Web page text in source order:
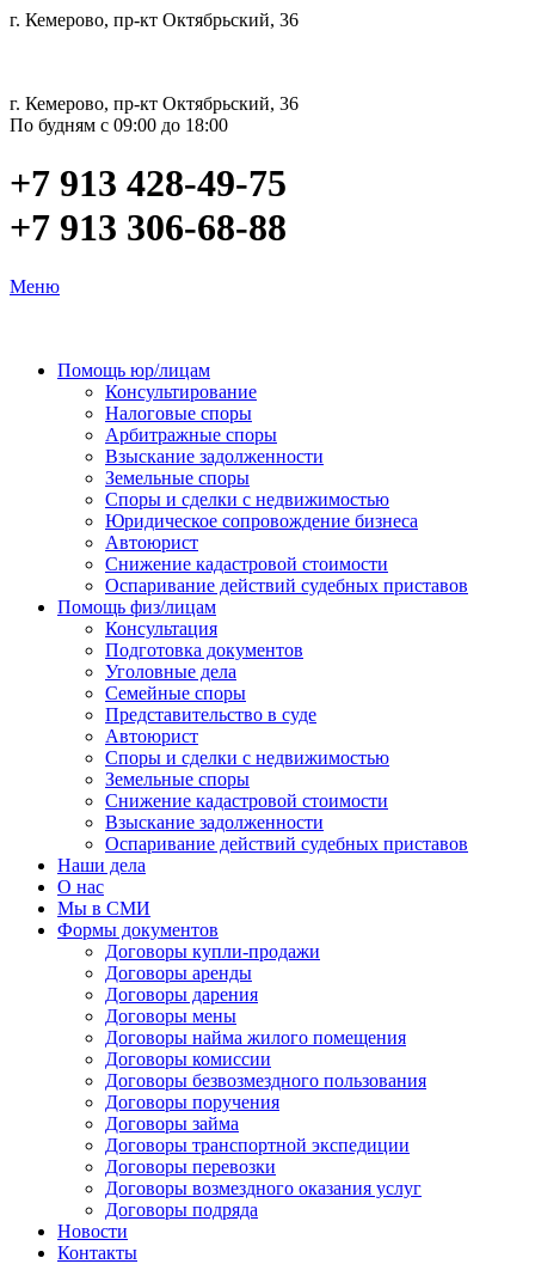
г. Кемерово, пр-кт Октябрьский, 36
г. Кемерово, пр-кт Октябрьский, 36
По будням с 09:00 до 18:00
+7 913 428-49-75
+7 913 306-68-88
Меню
Помощь юр/лицам
Консультирование
Налоговые споры
Арбитражные споры
Взыскание задолженности
Земельные споры
Споры и сделки с недвижимостью
Юридическое сопровождение бизнеса
Автоюрист
Снижение кадастровой стоимости
Оспаривание действий судебных приставов
Помощь физ/лицам
Консультация
Подготовка документов
Уголовные дела
Семейные споры
Представительство в суде
Автоюрист
Споры и сделки с недвижимостью
Земельные споры
Снижение кадастровой стоимости
Взыскание задолженности
Оспаривание действий судебных приставов
Наши дела
О нас
Мы в СМИ
Формы документов
Договоры купли-продажи
Договоры аренды
Договоры дарения
Договоры мены
Договоры найма жилого помещения
Договоры комиссии
Договоры безвозмездного пользования
Договоры поручения
Договоры займа
Договоры транспортной экспедиции
Договоры перевозки
Договоры возмездного оказания услуг
Договоры подряда
Новости
Контакты